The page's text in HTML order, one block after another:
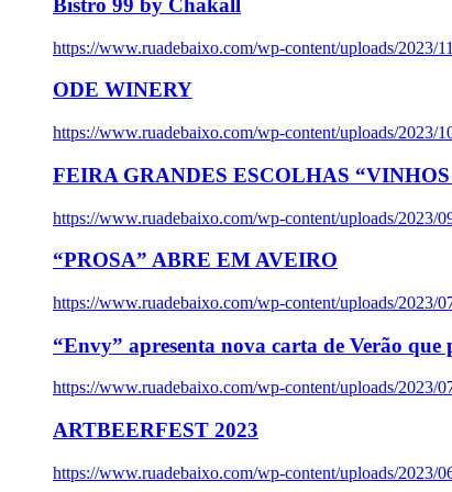
Bistro 99 by Chakall
https://www.ruadebaixo.com/wp-content/uploads/2023/
ODE WINERY
https://www.ruadebaixo.com/wp-content/uploads/2023/
FEIRA GRANDES ESCOLHAS
https://www.ruadebaixo.com/wp-content/uploads/2023/
“PROSA” ABRE EM AVEIRO
https://www.ruadebaixo.com/wp-content/uploads/2023/
“Envy” apresenta nova carta de Verão que
https://www.ruadebaixo.com/wp-content/uploads/2023/
ARTBEERFEST 2023
https://www.ruadebaixo.com/wp-content/uploads/2023/